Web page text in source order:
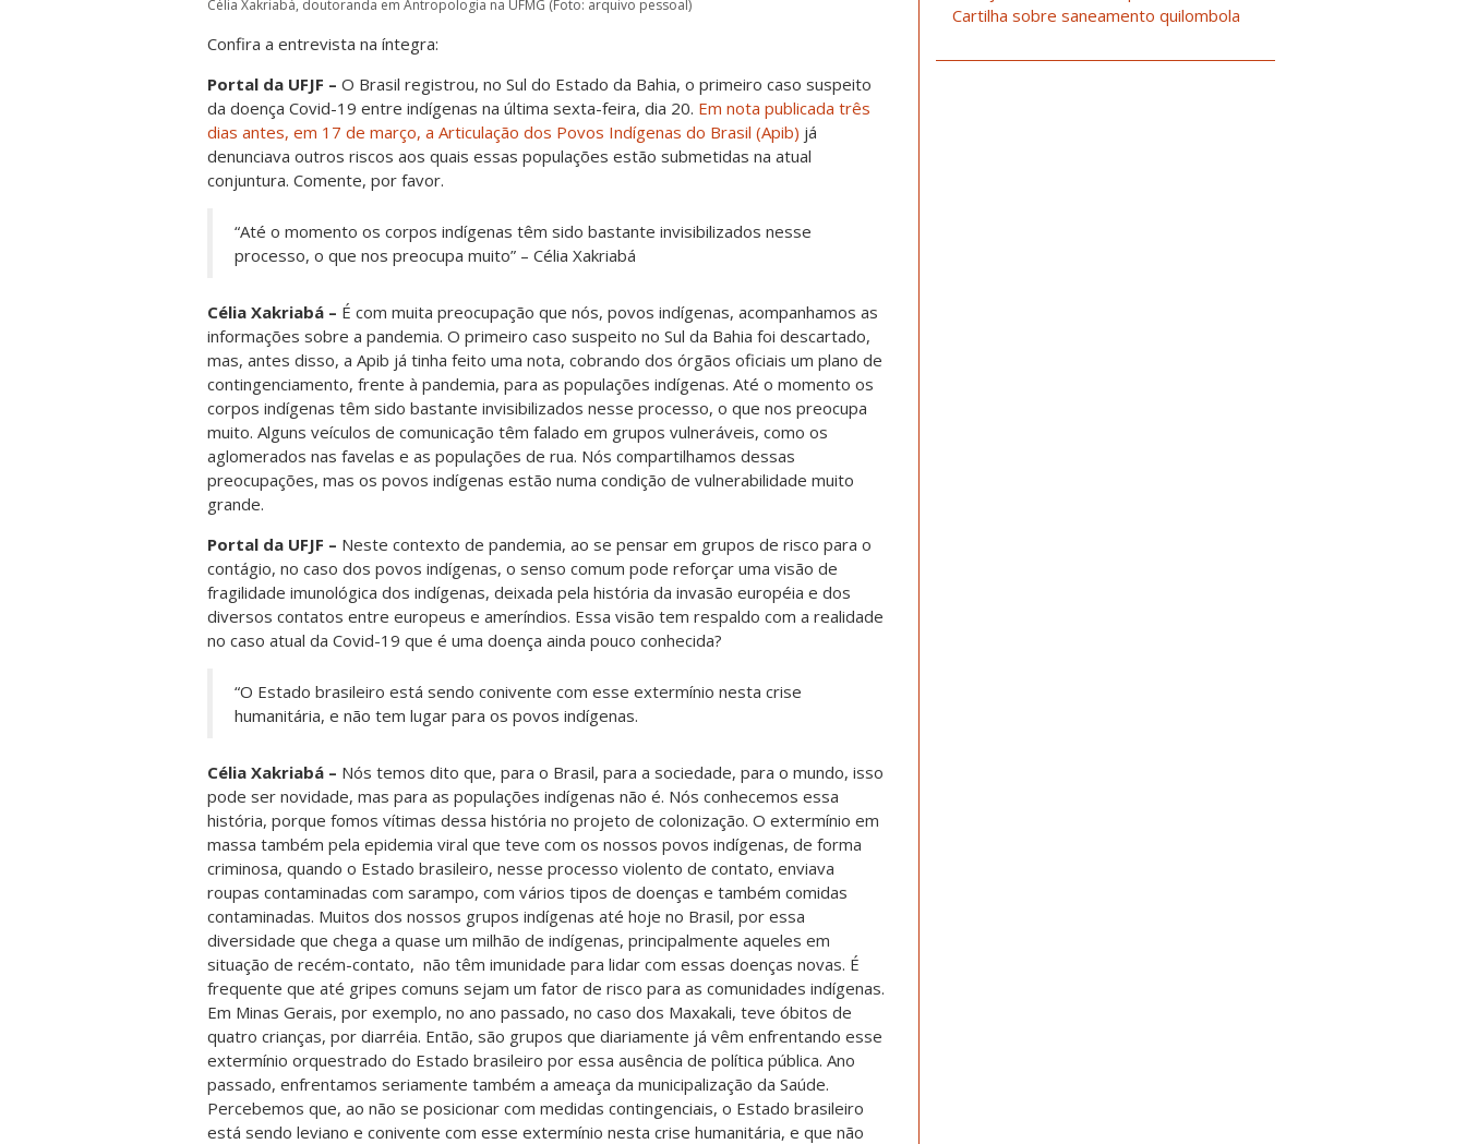
Célia Xakriabá, doutoranda em Antropologia na UFMG (Foto: arquivo pessoal)
Confira a entrevista na íntegra:
Portal da UFJF – O Brasil registrou, no Sul do Estado da Bahia, o primeiro caso suspeito
da doença Covid-19 entre indígenas na última sexta-feira, dia 20. Em nota publicada três
dias antes, em 17 de março, a Articulação dos Povos Indígenas do Brasil (Apib) já
denunciava outros riscos aos quais essas populações estão submetidas na atual
conjuntura. Comente, por favor.
“Até o momento os corpos indígenas têm sido bastante invisibilizados nesse
processo, o que nos preocupa muito” – Célia Xakriabá
Célia Xakriabá – É com muita preocupação que nós, povos indígenas, acompanhamos as
informações sobre a pandemia. O primeiro caso suspeito no Sul da Bahia foi descartado,
mas, antes disso, a Apib já tinha feito uma nota, cobrando dos órgãos oficiais um plano de
contingenciamento, frente à pandemia, para as populações indígenas. Até o momento os
corpos indígenas têm sido bastante invisibilizados nesse processo, o que nos preocupa
muito. Alguns veículos de comunicação têm falado em grupos vulneráveis, como os
aglomerados nas favelas e as populações de rua. Nós compartilhamos dessas
preocupações, mas os povos indígenas estão numa condição de vulnerabilidade muito
grande.
Portal da UFJF – Neste contexto de pandemia, ao se pensar em grupos de risco para o
contágio, no caso dos povos indígenas, o senso comum pode reforçar uma visão de
fragilidade imunológica dos indígenas, deixada pela história da invasão européia e dos
diversos contatos entre europeus e ameríndios. Essa visão tem respaldo com a realidade
no caso atual da Covid-19 que é uma doença ainda pouco conhecida?
“O Estado brasileiro está sendo conivente com esse extermínio nesta crise
humanitária, e não tem lugar para os povos indígenas.
Célia Xakriabá – Nós temos dito que, para o Brasil, para a sociedade, para o mundo, isso
pode ser novidade, mas para as populações indígenas não é. Nós conhecemos essa
história, porque fomos vítimas dessa história no projeto de colonização. O extermínio em
massa também pela epidemia viral que teve com os nossos povos indígenas, de forma
criminosa, quando o Estado brasileiro, nesse processo violento de contato, enviava
roupas contaminadas com sarampo, com vários tipos de doenças e também comidas
contaminadas. Muitos dos nossos grupos indígenas até hoje no Brasil, por essa
diversidade que chega a quase um milhão de indígenas, principalmente aqueles em
situação de recém-contato, não têm imunidade para lidar com essas doenças novas. É
frequente que até gripes comuns sejam um fator de risco para as comunidades indígenas.
Em Minas Gerais, por exemplo, no ano passado, no caso dos Maxakali, teve óbitos de
quatro crianças, por diarréia. Então, são grupos que diariamente já vêm enfrentando esse
extermínio orquestrado do Estado brasileiro por essa ausência de política pública. Ano
passado, enfrentamos seriamente também a ameaça da municipalização da Saúde.
Percebemos que, ao não se posicionar com medidas contingenciais, o Estado brasileiro
está sendo leviano e conivente com esse extermínio nesta crise humanitária, e que não
Cartilha sobre saneamento quilombola